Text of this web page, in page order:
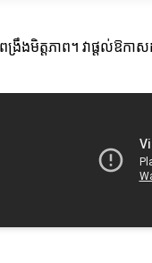
រឹងមិត្តភាព។ វាផ្តល់ឱក